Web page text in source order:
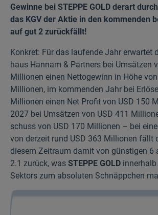
Gewinne bei STEPPE GOLD derart
das KGV der Aktie in den kommenden
auf gut 2 zurück­fällt!
Konkret: Für das laufende Jahr erwartet
haus Hannam & Partners bei Umsätzen
Millionen einen Nettogewinn in Höhe
Millionen, im kommenden Jahr bei
Millionen einen Net Profit von USD 150
2027 bei Umsätzen von USD 411
schuss von USD 170 Millionen – bei
von derzeit rund USD 363 Millionen fällt
diesem Zeit­raum damit von günstigen 6
2.1 zurück, was STEPPE GOLD
Sektors zum absoluten Schnäppchen